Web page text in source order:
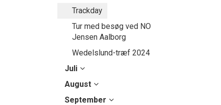
Trackday
Tur med besøg ved NO
Jensen Aalborg
Wedelslund-træf 2024
Juli
August
September